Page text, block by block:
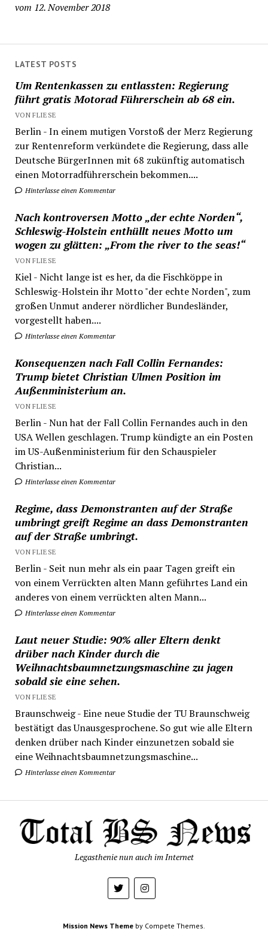
vom 12. November 2018
LATEST POSTS
Um Rentenkassen zu entlassten: Regierung
führt gratis Motorad Führerschein ab 68 ein.
VON FLIESE
Berlin - In einem mutigen Vorstoß der Merz Regierung
zur Rentenreform verkündete die Regierung, dass alle
Deutsche BürgerInnen mit 68 zukünftig automatisch
einen Motorradführerschein bekommen....
Hinterlasse einen Kommentar
Nach kontroversen Motto „der echte Norden“,
Schleswig-Holstein enthüllt neues Motto um
wogen zu glätten: „From the river to the seas!“
VON FLIESE
Kiel - Nicht lange ist es her, da die Fischköppe in
Schleswig-Holstein ihr Motto "der echte Norden", zum
großen Unmut anderer nördlicher Bundesländer,
vorgestellt haben....
Hinterlasse einen Kommentar
Konsequenzen nach Fall Collin Fernandes:
Trump bietet Christian Ulmen Position im
Außenministerium an.
VON FLIESE
Berlin - Nun hat der Fall Collin Fernandes auch in den
USA Wellen geschlagen. Trump kündigte an ein Posten
im US-Außenministerium für den Schauspieler
Christian...
Hinterlasse einen Kommentar
Regime, dass Demonstranten auf der Straße
umbringt greift Regime an dass Demonstranten
auf der Straße umbringt.
VON FLIESE
Berlin - Seit nun mehr als ein paar Tagen greift ein
von einem Verrückten alten Mann geführtes Land ein
anderes von einem verrückten alten Mann...
Hinterlasse einen Kommentar
Laut neuer Studie: 90% aller Eltern denkt
drüber nach Kinder durch die
Weihnachtsbaumnetzungsmaschine zu jagen
sobald sie eine sehen.
VON FLIESE
Braunschweig - Eine neue Studie der TU Braunschweig
bestätigt das Unausgesprochene. So gut wie alle Eltern
denken drüber nach Kinder einzunetzen sobald sie
eine Weihnachtsbaumnetzungsmaschine...
Hinterlasse einen Kommentar
Legasthenie nun auch im Internet
Mission News Theme by Compete Themes.